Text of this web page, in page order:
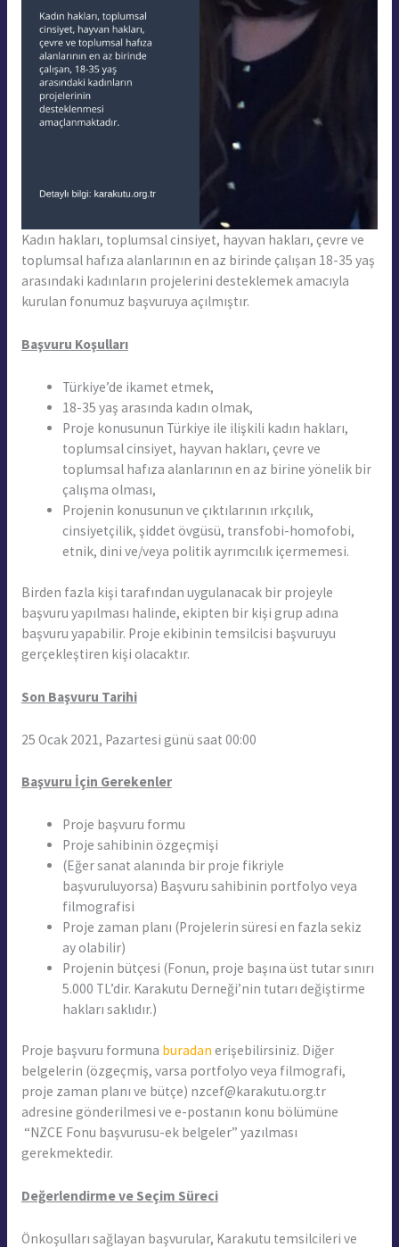
Kadın hakları, toplumsal cinsiyet, hayvan hakları, çevre ve
toplumsal hafıza alanlarının en az birinde çalışan 18-35 yaş
arasındaki kadınların projelerini desteklemek amacıyla
kurulan fonumuz başvuruya açılmıştır.
Başvuru Koşulları
Türkiye’de ikamet etmek,
18-35 yaş arasında kadın olmak,
Proje konusunun Türkiye ile ilişkili kadın hakları,
toplumsal cinsiyet, hayvan hakları, çevre ve
toplumsal hafıza alanlarının en az birine yönelik bir
çalışma olması,
Projenin konusunun ve çıktılarının ırkçılık,
cinsiyetçilik, şiddet övgüsü, transfobi-homofobi,
etnik, dini ve/veya politik ayrımcılık içermemesi.
Birden fazla kişi tarafından uygulanacak bir projeyle
başvuru yapılması halinde, ekipten bir kişi grup adına
başvuru yapabilir. Proje ekibinin temsilcisi başvuruyu
gerçekleştiren kişi olacaktır.
Son Başvuru Tarihi
25 Ocak 2021, Pazartesi günü saat 00:00
Başvuru İçin Gerekenler
Proje başvuru formu
Proje sahibinin özgeçmişi
(Eğer sanat alanında bir proje fikriyle
başvuruluyorsa) Başvuru sahibinin portfolyo veya
filmografisi
Proje zaman planı (Projelerin süresi en fazla sekiz
ay olabilir)
Projenin bütçesi (Fonun, proje başına üst tutar sınırı
5.000 TL’dir. Karakutu Derneği’nin tutarı değiştirme
hakları saklıdır.)
Proje başvuru formuna buradan erişebilirsiniz. Diğer
belgelerin (özgeçmiş, varsa portfolyo veya filmografi,
proje zaman planı ve bütçe) nzcef@karakutu.org.tr
adresine gönderilmesi ve e-postanın konu bölümüne
“NZCE Fonu başvurusu-ek belgeler” yazılması
gerekmektedir.
Değerlendirme ve Seçim Süreci
Önkoşulları sağlayan başvurular, Karakutu temsilcileri ve